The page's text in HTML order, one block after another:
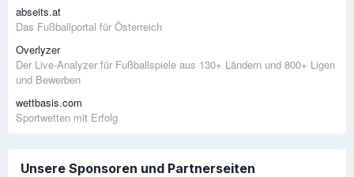
abseits.at
Das Fußballportal für Österreich
Overlyzer
Der Live-Analyzer für Fußballspiele aus 130+ Ländern und 800+ Ligen
und Bewerben
wettbasis.com
Sportwetten mit Erfolg
Unsere Sponsoren und Partnerseiten